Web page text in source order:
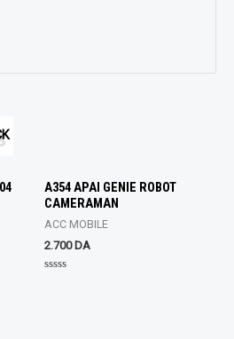
A354 APAI GENIE ROBOT
CAMERAMAN
ACC MOBILE
2.700DA